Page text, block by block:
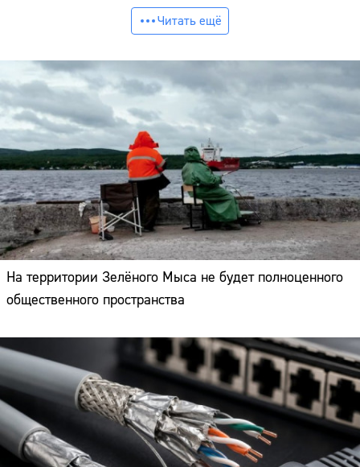
Читать ещё
На территории Зелёного Мыса не будет полноценного
общественного пространства